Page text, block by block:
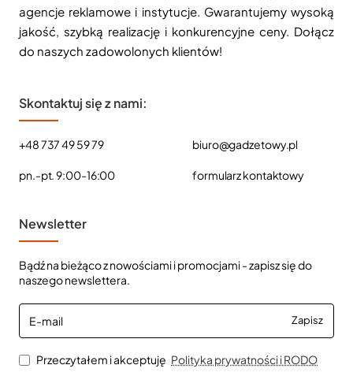
agencje reklamowe i instytucje. Gwarantujemy wysoką
jakość, szybką realizację i konkurencyjne ceny. Dołącz
do naszych zadowolonych klientów!
Skontaktuj się z nami:
+48 737 49 59 79
pn.-pt. 9:00-16:00
biuro@gadzetowy.pl
formularz kontaktowy
Newsletter
Bądź na bieżąco z nowościami i promocjami - zapisz się do
naszego newslettera.
E-
mail
Zapisz
Przeczytałem i akceptuję Polityka prywatności i RODO